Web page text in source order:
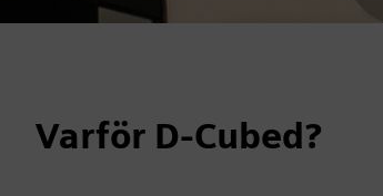
Varför D-Cubed?